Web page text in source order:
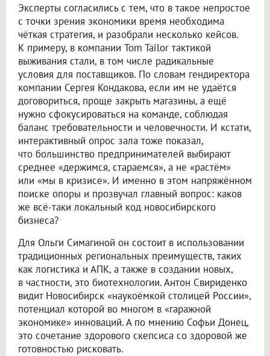
Эксперты согласились с тем, что в такое непростое
с точки зрения экономики время необходима
чёткая стратегия, и разобрали несколько кейсов.
К примеру, в компании Tom Tailor тактикой
выживания стали, в том числе радикальные
условия для поставщиков. По словам гендиректора
компании Сергея Кондакова, если им не удаётся
договориться, проще закрыть магазины, а ещё
нужно сфокусироваться на команде, соблюдая
баланс требовательности и человечности. И кстати,
интерактивный опрос зала тоже показал,
что большинство предпринимателей выбирают
среднее «держимся, стараемся», а не «растём»
или «мы в кризисе». И именно в этом напряжённом
поиске опоры и прозвучал главный вопрос: каков
же всё-таки локальный код новосибирского
бизнеса?
Для Ольги Симагиной он состоит в использовании
традиционных региональных преимуществ, таких
как логистика и АПК, а также в создании новых,
в частности, это биотехнологии. Антон Свириденко
видит Новосибирск «наукоёмкой столицей России»,
потенциал которой во многом в «гаражной
экономике» инноваций. А по мнению Софьи Донец,
это сочетание здорового скепсиса со здоровой же
готовностью рисковать.